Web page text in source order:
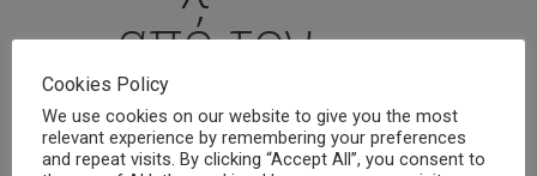
από τον
Νεϊμάρ – Το
Cookies Policy
We use cookies on our website to give you the most
relevant experience by remembering your preferences
and repeat visits. By clicking “Accept All”, you consent to